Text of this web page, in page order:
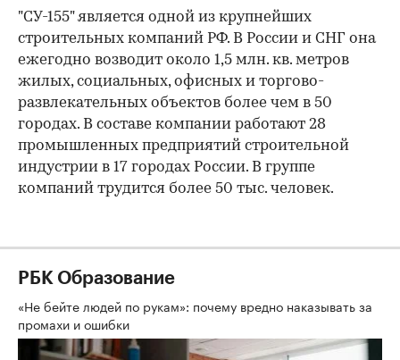
"СУ-155" является одной из крупнейших
строительных компаний РФ. В России и СНГ она
ежегодно возводит около 1,5 млн. кв. метров
жилых, социальных, офисных и торгово-
развлекательных объектов более чем в 50
городах. В составе компании работают 28
промышленных предприятий строительной
индустрии в 17 городах России. В группе
компаний трудится более 50 тыс. человек.
РБК Образование
«Не бейте людей по рукам»: почему вредно наказывать за
промахи и ошибки